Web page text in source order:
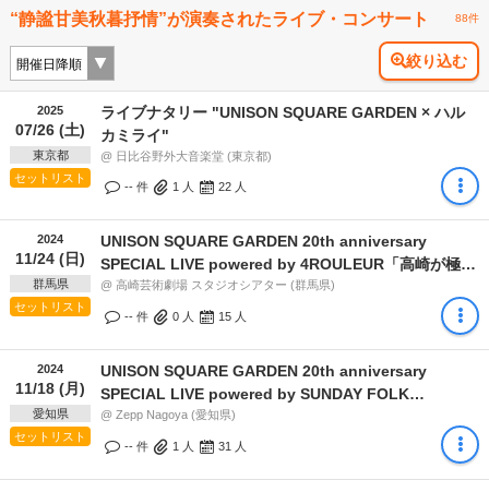
“静謐甘美秋暮抒情”が演奏されたライブ・コンサート 88件
絞り込む
2025
07/26 (土)
東京都
セットリスト
ライブナタリー "UNISON SQUARE GARDEN × ハル
カミライ"
@ 日比谷野外大音楽堂 (東京都)
-- 件 1 人 22 人
2024
11/24 (日)
群馬県
セットリスト
UNISON SQUARE GARDEN 20th anniversary
SPECIAL LIVE powered by 4ROULEUR「高崎が極ま
る」
@ 高崎芸術劇場 スタジオシアター (群馬県)
-- 件 0 人 15 人
2024
11/18 (月)
愛知県
セットリスト
UNISON SQUARE GARDEN 20th anniversary
SPECIAL LIVE powered by SUNDAY FOLK
PROMOTION「名古屋が極まる」
@ Zepp Nagoya (愛知県)
-- 件 1 人 31 人